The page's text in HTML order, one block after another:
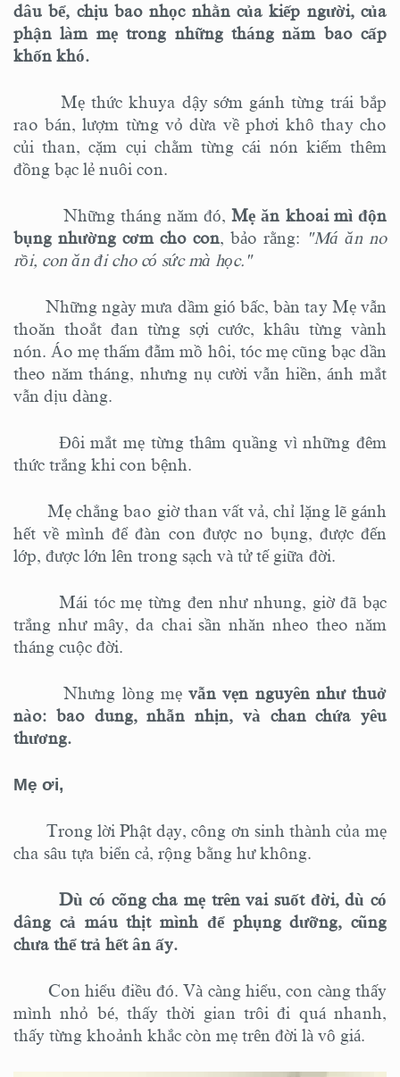
dâu bể, chịu bao nhọc nhằn của kiếp người, của
phận làm mẹ trong những tháng năm bao cấp
khốn khó.
Mẹ thức khuya dậy sớm gánh từng trái bắp
rao bán, lượm từng vỏ dừa về phơi khô thay cho
củi than, cặm cụi chằm từng cái nón kiếm thêm
đồng bạc lẻ nuôi con.
Những tháng năm đó,Mẹ ăn khoai mì độn
bụng nhường cơm cho con, bảo rằng: "Má ăn no
rồi, con ăn đi cho có sức mà học."
Những ngày mưa dầm gió bấc, bàn tay Mẹ vẫn
thoăn thoắt đan từng sợi cước, khâu từng vành
nón. Áo mẹ thấm đẫm mồ hôi, tóc mẹ cũng bạc dần
theo năm tháng, nhưng nụ cười vẫn hiền, ánh mắt
vẫn dịu dàng.
Đôi mắt mẹ từng thâm quầng vì những đêm
thức trắng khi con bệnh.
Mẹ chẳng bao giờ than vất vả, chỉ lặng lẽ gánh
hết về mình để đàn con được no bụng, được đến
lớp, được lớn lên trong sạch và tử tế giữa đời.
Mái tóc mẹ từng đen như nhung, giờ đã bạc
trắng như mây, da chai sần nhăn nheo theo năm
tháng cuộc đời.
Nhưng lòng mẹ vẫn vẹn nguyên như thuở
nào: bao dung, nhẫn nhịn, và chan chứa yêu
thương.
Mẹ ơi,
Trong lời Phật dạy, công ơn sinh thành của mẹ
cha sâu tựa biển cả, rộng bằng hư không.
Dù có cõng cha mẹ trên vai suốt đời, dù có
dâng cả máu thịt mình để phụng dưỡng, cũng
chưa thể trả hết ân ấy.
Con hiểu điều đó. Và càng hiểu, con càng thấy
mình nhỏ bé, thấy thời gian trôi đi quá nhanh,
thấy từng khoảnh khắc còn mẹ trên đời là vô giá.